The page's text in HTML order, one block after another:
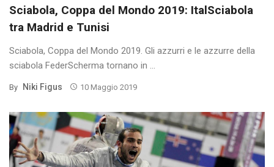
Sciabola, Coppa del Mondo 2019: ItalSciabola
tra Madrid e Tunisi
Sciabola, Coppa del Mondo 2019. Gli azzurri e le azzurre della
sciabola FederScherma tornano in ...
By Niki Figus 10 Maggio 2019